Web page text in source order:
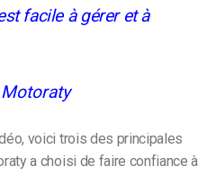
facile à gérer et à
Motoraty
voici trois des principales
a choisi de faire confiance à